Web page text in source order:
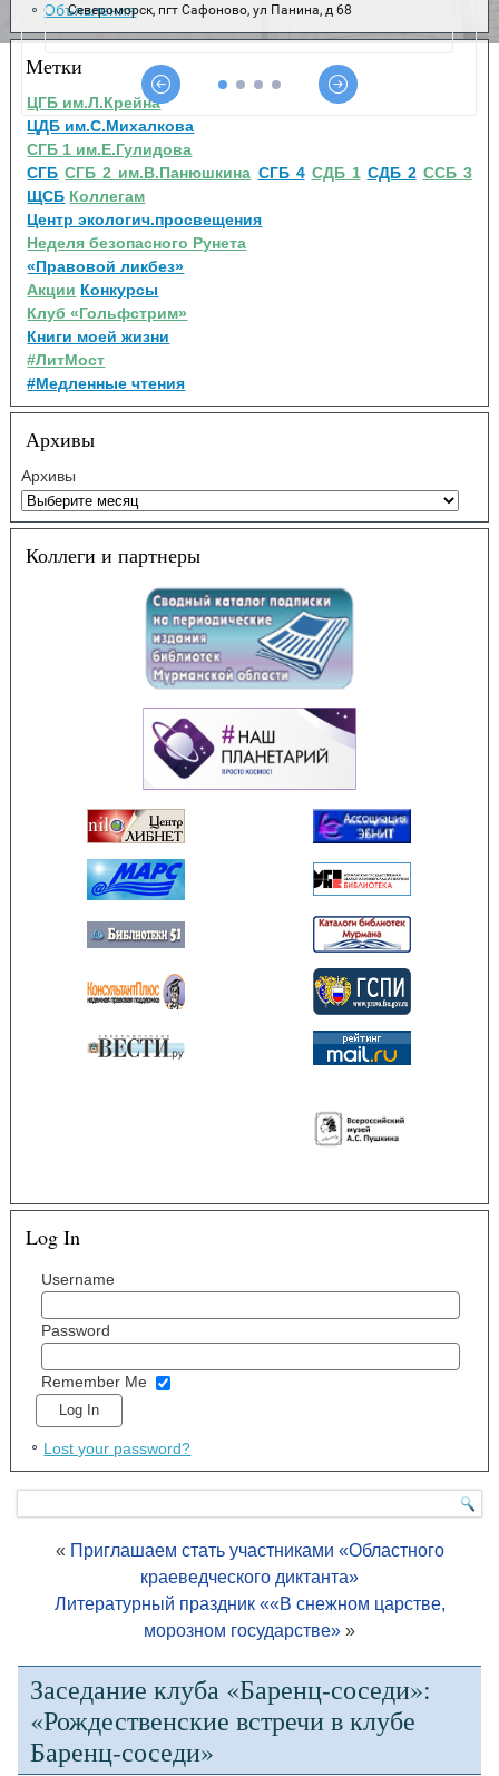
Объявления
Метки
ЦГБ им.Л.Крейна
ЦДБ им.С.Михалкова
СГБ 1 им.Е.Гулидова
СГБ СГБ 2 им.В.Панюшкина СГБ 4 СДБ 1 СДБ 2 ССБ 3
ЩСБ Коллегам
Центр экологич.просвещения
Неделя безопасного Рунета
«Правовой ликбез»
Акции Конкурсы
Клуб «Гольфстрим»
Книги моей жизни
#ЛитМост
#Медленные чтения
Архивы
Архивы
Коллеги и партнеры
Log In
Username
Password
Remember Me
Lost your password?
« Приглашаем стать участниками «Областного
краеведческого диктанта»
Литературный праздник ««В снежном царстве,
морозном государстве» »
Заседание клуба «Баренц-соседи»:
«Рождественские встречи в клубе
Баренц-соседи»